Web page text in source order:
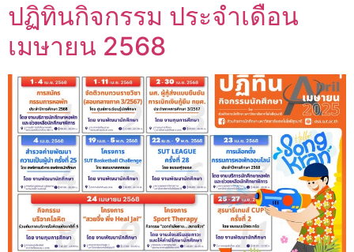
ปฏิทินกิจกรรม ประจำเดือน
เมษายน 2568